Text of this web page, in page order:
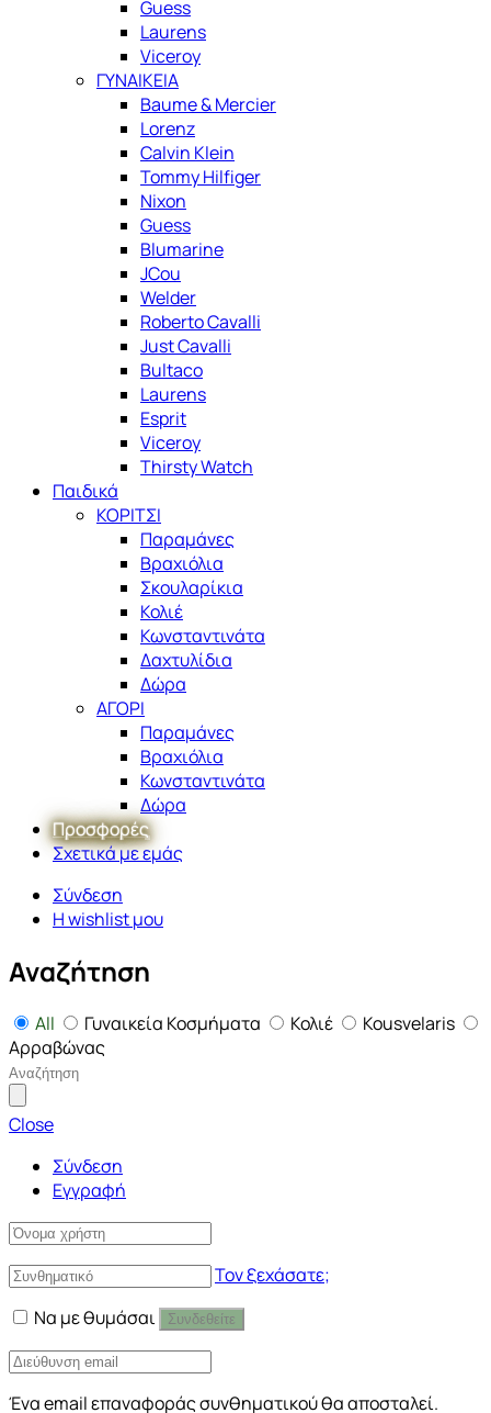
Guess
Laurens
Viceroy
ΓΥΝΑΙΚΕΙΑ
Baume & Mercier
Lorenz
Calvin Klein
Tommy Hilfiger
Nixon
Guess
Blumarine
JCou
Welder
Roberto Cavalli
Just Cavalli
Bultaco
Laurens
Esprit
Viceroy
Thirsty Watch
Παιδικά
ΚΟΡΙΤΣΙ
Παραμάνες
Βραχιόλια
Σκουλαρίκια
Κολιέ
Κωνσταντινάτα
Δαχτυλίδια
Δώρα
ΑΓΟΡΙ
Παραμάνες
Βραχιόλια
Κωνσταντινάτα
Δώρα
Προσφορές
Σχετικά με εμάς
Σύνδεση
Η wishlist μου
Αναζήτηση
All Γυναικεία Κοσμήματα Κολιέ
Kousvelaris
Αρραβώνας
Close
Σύνδεση
Εγγραφή
Τον ξεχάσατε;
Να με θυμάσαι
Συνδεθείτε
Ένα email επαναφοράς συνθηματικού θα αποσταλεί.